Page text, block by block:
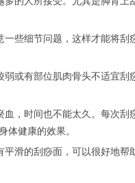
些细节问题，这样才能将刮
或有部位肌肉骨头不适宜刮
，时间也不能太久。每次刮
体健康的效果。
滑的刮痧面，可以很好地帮